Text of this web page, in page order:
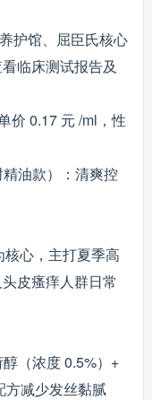
护馆、屈臣氏核心
临床测试报告及
价 0.17 元 /ml，性
油款）：清爽控
核心，主打夏季高
皮瘙痒人群日常
（浓度 0.5%）+
方减少发丝黏腻